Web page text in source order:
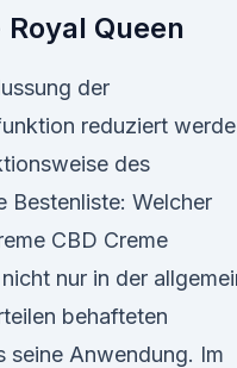
Queen
der
reduziert
des
Bestenliste: Welcher
CBD Creme
nur in der
behafteten
seine Anwendung. Im